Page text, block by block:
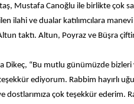
Mustafa Canoğlu ile birlikte çok
ilahi ve dualar katılımcılara
taktı. Altun, Poyraz ve Büşra
Dikeç, “Bu mutlu günümüzde bizleri
ediyorum. Rabbim hayırlı
dostlarımıza çok teşekkür ederim.